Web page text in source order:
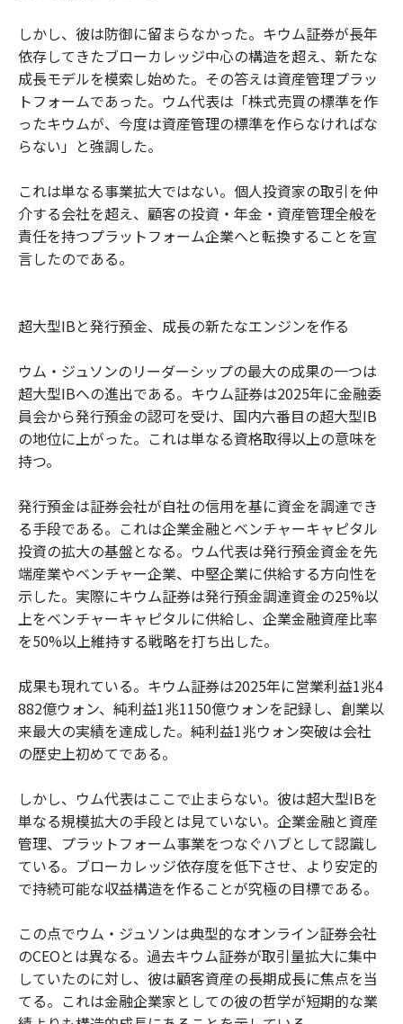
しかし、彼は防御に留まらなかった。キウム証券が長年
依存してきたブローカレッジ中心の構造を超え、新たな
成長モデルを模索し始めた。その答えは資産管理プラッ
トフォームであった。ウム代表は「株式売買の標準を作
ったキウムが、今度は資産管理の標準を作らなければな
らない」と強調した。
これは単なる事業拡大ではない。個人投資家の取引を仲
介する会社を超え、顧客の投資・年金・資産管理全般を
責任を持つプラットフォーム企業へと転換することを宣
言したのである。
超大型IBと発行預金、成長の新たなエンジンを作る
ウム・ジュソンのリーダーシップの最大の成果の一つは
超大型IBへの進出である。キウム証券は2025年に金融委
員会から発行預金の認可を受け、国内六番目の超大型IB
の地位に上がった。これは単なる資格取得以上の意味を
持つ。
発行預金は証券会社が自社の信用を基に資金を調達でき
る手段である。これは企業金融とベンチャーキャピタル
投資の拡大の基盤となる。ウム代表は発行預金資金を先
端産業やベンチャー企業、中堅企業に供給する方向性を
示した。実際にキウム証券は発行預金調達資金の25%以
上をベンチャーキャピタルに供給し、企業金融資産比率
を50%以上維持する戦略を打ち出した。
成果も現れている。キウム証券は2025年に営業利益1兆4
882億ウォン、純利益1兆1150億ウォンを記録し、創業以
来最大の実績を達成した。純利益1兆ウォン突破は会社
の歴史上初めてである。
しかし、ウム代表はここで止まらない。彼は超大型IBを
単なる規模拡大の手段とは見ていない。企業金融と資産
管理、プラットフォーム事業をつなぐハブとして認識し
ている。ブローカレッジ依存度を低下させ、より安定的
で持続可能な収益構造を作ることが究極の目標である。
この点でウム・ジュソンは典型的なオンライン証券会社
のCEOとは異なる。過去キウム証券が取引量拡大に集中
していたのに対し、彼は顧客資産の長期成長に焦点を当
てる。これは金融企業家としての彼の哲学が短期的な業